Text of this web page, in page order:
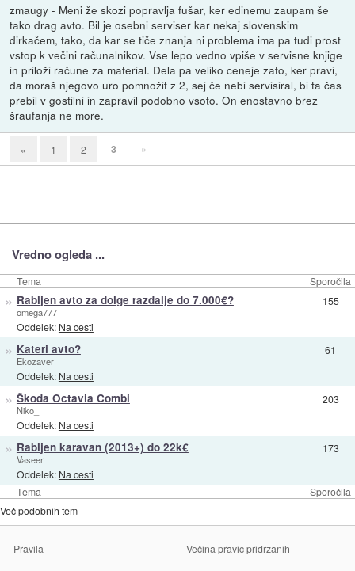
zmaugy - Meni že skozi popravlja fušar, ker edinemu zaupam še
tako drag avto. Bil je osebni serviser kar nekaj slovenskim
dirkačem, tako, da kar se tiče znanja ni problema ima pa tudi prost
vstop k večini računalnikov. Vse lepo vedno vpiše v servisne knjige
in priloži račune za material. Dela pa veliko ceneje zato, ker pravi,
da moraš njegovo uro pomnožit z 2, sej če nebi servisiral, bi ta čas
prebil v gostilni in zapravil podobno vsoto. On enostavno brez
šraufanja ne more.
« 1 2 3 »
Vredno ogleda ...
Tema Sporočila
Tema Sporočila
» Rabljen avto za dolge razdalje do 7.000€?
omega777
Oddelek: Na cesti
155
» Kateri avto?
Ekozaver
Oddelek: Na cesti
61
» Škoda Octavia Combi
Niko_
Oddelek: Na cesti
203
» Rabljen karavan (2013+) do 22k€
Vaseer
Oddelek: Na cesti
173
Več podobnih tem
Pravila
Večina pravic pridržanih